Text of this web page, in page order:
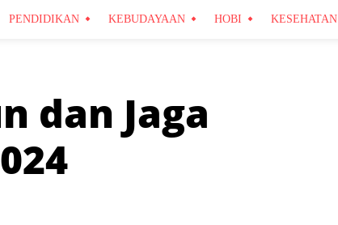
PENDIDIKAN KEBUDAYAAN HOBI KESEHATAN
dan Jaga